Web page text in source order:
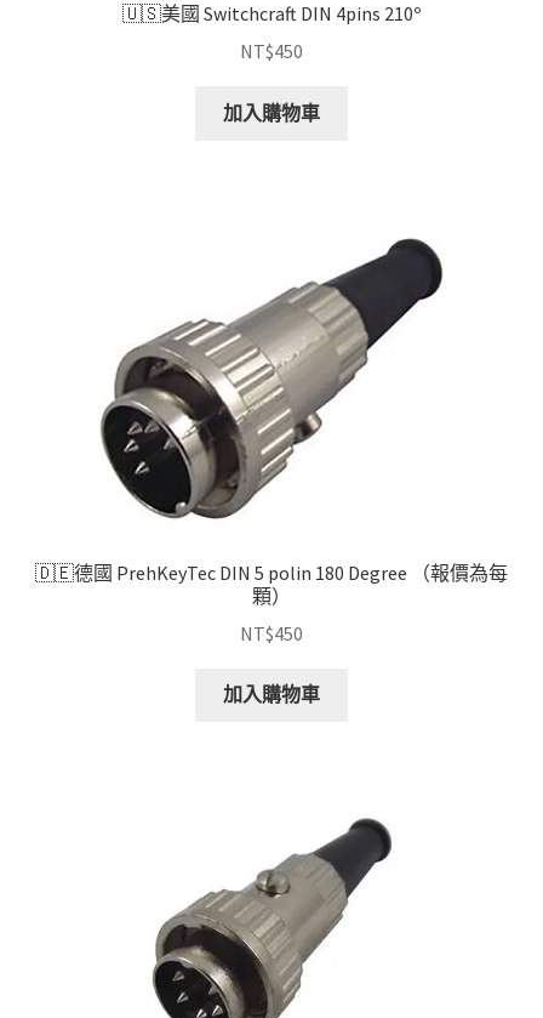
🇺🇸美國 Switchcraft DIN 4pins 210º
NT$450
加入購物車
🇩🇪德國 PrehKeyTec DIN 5 polin 180 Degree （報價為每
顆）
NT$450
加入購物車